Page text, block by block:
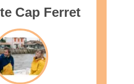
Cap Ferret